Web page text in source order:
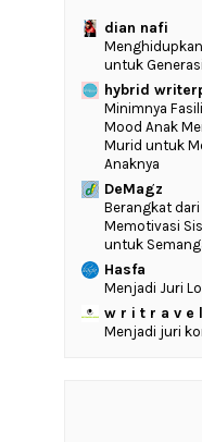
dian nafi
untuk
hybrid
‎Minimnya
Mood Anak
Murid untuk
Anaknya
DeMagz
‎Berangkat dari
Memotivasi
untuk
Hasfa
Menjadi Juri
w r i t r a v e
Menjadi juri